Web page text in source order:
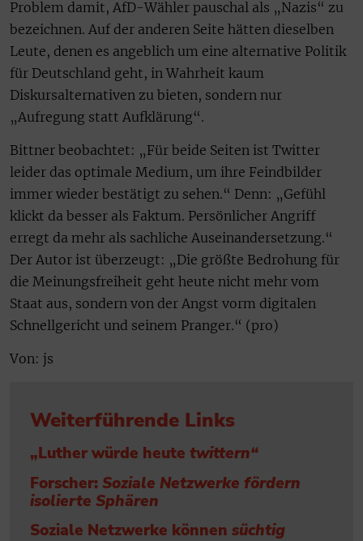
Problem damit, AfD-Wähler pauschal als „Nazis“ zu
bezeichnen. Auf der anderen Seite hätten dieselben
Leute, denen es angeblich um eine alternative Politik
für Deutschland geht, in Wahrheit kaum
Diskursalternativen zu bieten, sondern nur
„Aufregung statt Aufklärung“.
Bittner beobachtet: „Für beide Seiten ist Twitter
leider das optimale Medium, um ihre Feindbilder
immer wieder bestätigt zu sehen.“ Denn: „Gefühl
klickt da besser als Faktum. Persönlicher Angriff
erregt da mehr als sachliche Auseinandersetzung.“
Der Autor ist überzeugt: „Die größte Bedrohung für
die Meinungsfreiheit geht heute nicht mehr vom
Staat aus, sondern von der Angst vorm digitalen
Schnellgericht und seinem Pranger.“ (pro)
Von: js
Weiterführende Links
„Luther würde heute twittern“
Forscher: Soziale Netzwerke fördern
isolierte Sphären
Soziale Netzwerke können süchtig